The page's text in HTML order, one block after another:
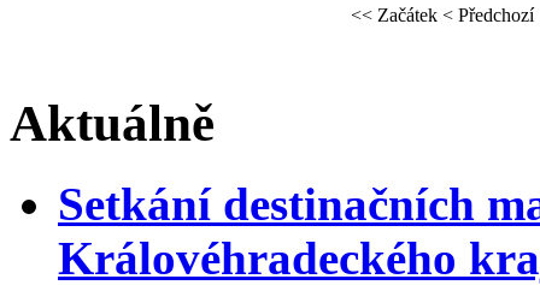
<< Začátek < Předchozí
Aktuálně
Setkání destinačních
Královéhradeckého